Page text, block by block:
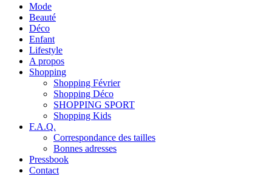
Mode
Beauté
Déco
Enfant
Lifestyle
A propos
Shopping
Shopping Février
Shopping Déco
SHOPPING SPORT
Shopping Kids
F.A.Q.
Correspondance des tailles
Bonnes adresses
Pressbook
Contact